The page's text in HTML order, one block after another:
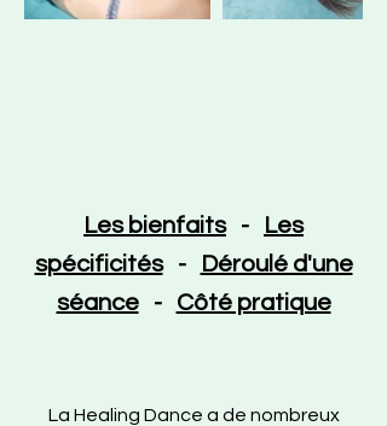
Les bienfaits-
Les
spécificités-
Déroulé d'une
séance- Côté pratique
La Healing Dance a de nombreux